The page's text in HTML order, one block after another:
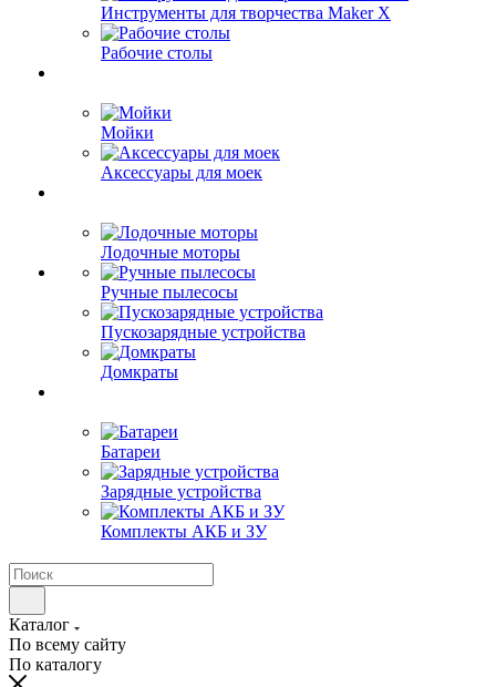
Инструменты для творчества Maker X
Рабочие столы
Мойки
Аксессуары для моек
Лодочные моторы
Ручные пылесосы
Пускозарядные устройства
Домкраты
Батареи
Зарядные устройства
Комплекты АКБ и ЗУ
Каталог
По всему сайту
По каталогу